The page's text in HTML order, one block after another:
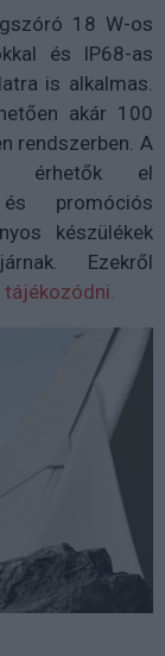
18 W-os
és IP68-as
is alkalmas.
akár 100
rendszerben. A
érhetők el
promóciós
készülékek
Ezekről